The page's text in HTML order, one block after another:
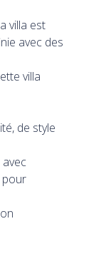
villa est
avec des
villa
de style
pour